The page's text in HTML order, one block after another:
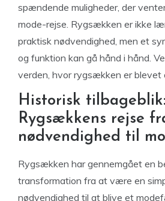
spændende muligheder, der
mode-rejse. Rygsækken er ikke
praktisk nødvendighed, men et
og funktion kan gå hånd i hånd.
verden, hvor rygsækken er blevet
Historisk tilbageblik:
Rygsækkens rejse
nødvendighed til
Rygsækken har gennemgået en
transformation fra at være en
nødvendighed til at blive et